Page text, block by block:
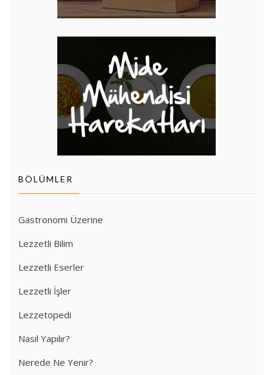
BÖLÜMLER
Gastronomi Üzerine
Lezzetli Bilim
Lezzetli Eserler
Lezzetli İşler
Lezzetopedi
Nasıl Yapılır?
Nerede Ne Yenir?